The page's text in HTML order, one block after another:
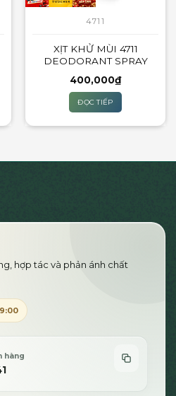
4711
XỊT KHỬ MÙI 4711
DEODORANT SPRAY
400,000₫
ĐỌC TIẾP
hợp tác và phản ánh chất
hàng